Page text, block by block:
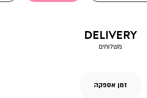
DELIVERY
משלוחים
זמן אספקה